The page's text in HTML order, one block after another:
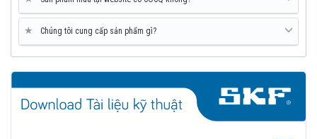
★ Chúng tôi cung cấp sản phẩm gì?